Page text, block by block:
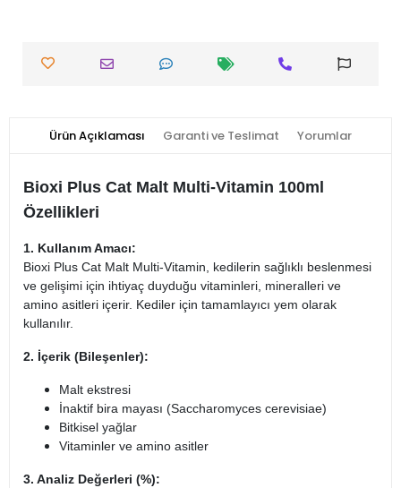
Ürün Açıklaması Garanti ve Teslimat Yorumlar
Bioxi Plus Cat Malt Multi-Vitamin 100ml
Özellikleri
1. Kullanım Amacı:
Bioxi Plus Cat Malt Multi-Vitamin, kedilerin sağlıklı beslenmesi
ve gelişimi için ihtiyaç duyduğu vitaminleri, mineralleri ve
amino asitleri içerir. Kediler için tamamlayıcı yem olarak
kullanılır.
2. İçerik (Bileşenler):
Malt ekstresi
İnaktif bira mayası (Saccharomyces cerevisiae)
Bitkisel yağlar
Vitaminler ve amino asitler
3. Analiz Değerleri (%):